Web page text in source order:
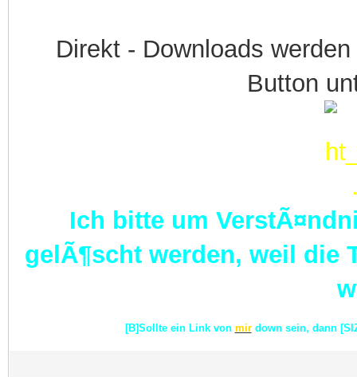
Direkt - Downloads
Button
Ich bitte um
gelÃ¶scht werden, weil
[B]Sollte ein Link von mirdown sein, dann